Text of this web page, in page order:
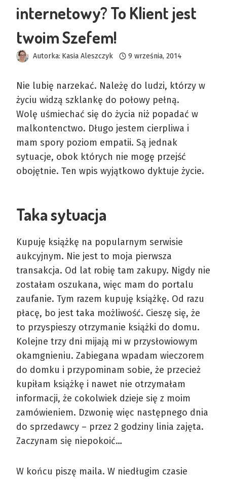
internetowy? To Klient jest
twoim Szefem!
Autorka: Kasia Aleszczyk 9 września, 2014
Nie lubię narzekać. Należę do ludzi, którzy w
życiu widzą szklankę do połowy pełną.
Wolę uśmiechać się do życia niż popadać w
malkontenctwo. Długo jestem cierpliwa i
mam spory poziom empatii. Są jednak
sytuacje, obok których nie mogę przejść
obojętnie. Ten wpis wyjątkowo dyktuje życie.
Taka sytuacja
Kupuję książkę na popularnym serwisie
aukcyjnym. Nie jest to moja pierwsza
transakcja. Od lat robię tam zakupy. Nigdy nie
zostałam oszukana, więc mam do portalu
zaufanie. Tym razem kupuję książkę. Od razu
płacę, bo jest taka możliwość. Cieszę się, że
to przyspieszy otrzymanie książki do domu.
Kolejne trzy dni mijają mi w przysłowiowym
okamgnieniu. Zabiegana wpadam wieczorem
do domku i przypominam sobie, że przecież
kupiłam książkę i nawet nie otrzymałam
informacji, że cokolwiek dzieje się z moim
zamówieniem. Dzwonię więc następnego dnia
do sprzedawcy – przez 2 godziny linia zajęta.
Zaczynam się niepokoić…
W końcu piszę maila. W niedługim czasie